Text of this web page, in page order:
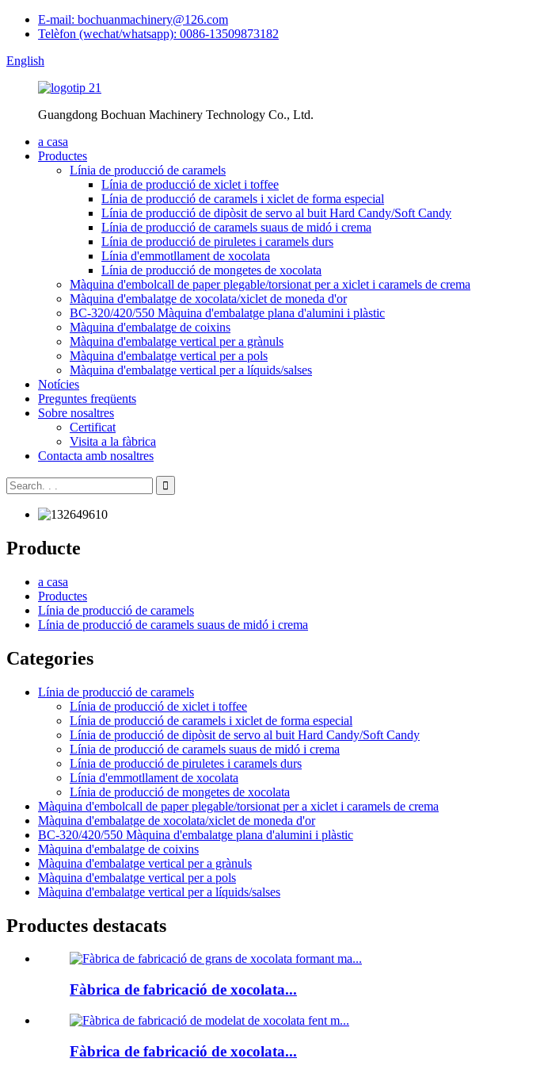
E-mail: bochuanmachinery@126.com
Telèfon (wechat/whatsapp): 0086-13509873182
English
Guangdong Bochuan Machinery Technology Co., Ltd.
a casa
Productes
Línia de producció de caramels
Línia de producció de xiclet i toffee
Línia de producció de caramels i xiclet de forma especial
Línia de producció de dipòsit de servo al buit Hard Candy/Soft Candy
Línia de producció de caramels suaus de midó i crema
Línia de producció de piruletes i caramels durs
Línia d'emmotllament de xocolata
Línia de producció de mongetes de xocolata
Màquina d'embolcall de paper plegable/torsionat per a xiclet i caramels de crema
Màquina d'embalatge de xocolata/xiclet de moneda d'or
BC-320/420/550 Màquina d'embalatge plana d'alumini i plàstic
Màquina d'embalatge de coixins
Màquina d'embalatge vertical per a grànuls
Màquina d'embalatge vertical per a pols
Màquina d'embalatge vertical per a líquids/salses
Notícies
Preguntes freqüents
Sobre nosaltres
Certificat
Visita a la fàbrica
Contacta amb nosaltres
Producte
a casa
Productes
Línia de producció de caramels
Línia de producció de caramels suaus de midó i crema
Categories
Línia de producció de caramels
Línia de producció de xiclet i toffee
Línia de producció de caramels i xiclet de forma especial
Línia de producció de dipòsit de servo al buit Hard Candy/Soft Candy
Línia de producció de caramels suaus de midó i crema
Línia de producció de piruletes i caramels durs
Línia d'emmotllament de xocolata
Línia de producció de mongetes de xocolata
Màquina d'embolcall de paper plegable/torsionat per a xiclet i caramels de crema
Màquina d'embalatge de xocolata/xiclet de moneda d'or
BC-320/420/550 Màquina d'embalatge plana d'alumini i plàstic
Màquina d'embalatge de coixins
Màquina d'embalatge vertical per a grànuls
Màquina d'embalatge vertical per a pols
Màquina d'embalatge vertical per a líquids/salses
Productes destacats
Fàbrica de fabricació de xocolata...
Fàbrica de fabricació de xocolata...